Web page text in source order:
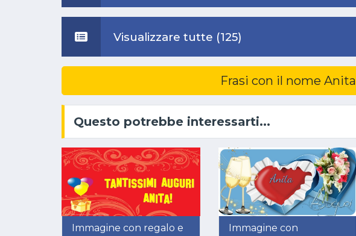
Visualizzare tutte (125)
Frasi con il nome Anita
Questo potrebbe interessarti...
Immagine con regalo e
Immagine con